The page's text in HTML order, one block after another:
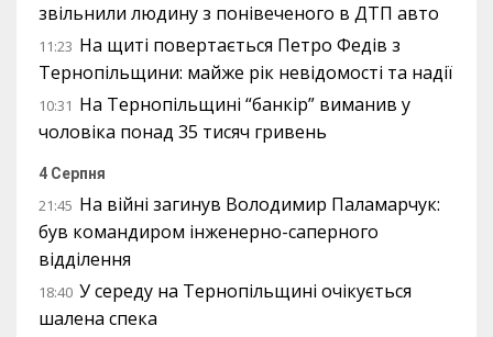
звільнили людину з понівеченого в ДТП авто
11:23 На щиті повертається Петро Федів з
Тернопільщини: майже рік невідомості та надії
10:31 На Тернопільщині “банкір” виманив у
чоловіка понад 35 тисяч гривень
4 Серпня
21:45 На війні загинув Володимир Паламарчук:
був командиром інженерно-саперного
відділення
18:40 У середу на Тернопільщині очікується
шалена спека